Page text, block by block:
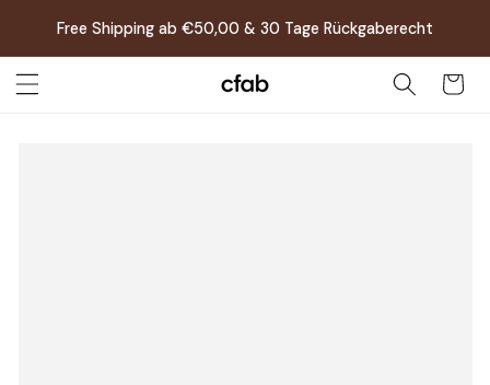
zum
Free Shipping ab €50,00 & 30 Tage Rückgaberecht